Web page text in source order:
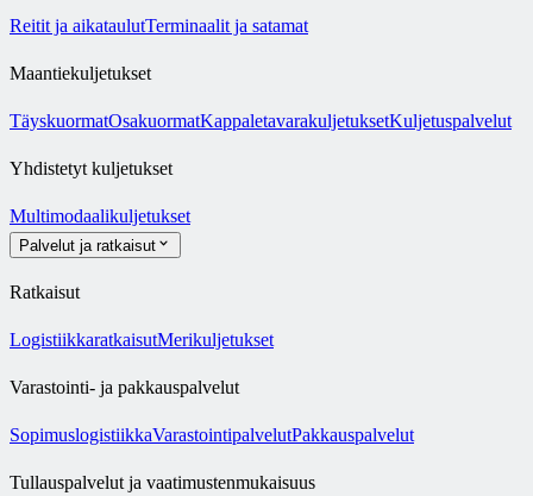
Reitit ja aikataulutTerminaalit ja satamat
Maantiekuljetukset
TäyskuormatOsakuormatKappaletavarakuljetuksetKuljetuspalvelut
Yhdistetyt kuljetukset
Multimodaalikuljetukset
Palvelut ja ratkaisut
Ratkaisut
LogistiikkaratkaisutMerikuljetukset
Varastointi- ja pakkauspalvelut
SopimuslogistiikkaVarastointipalvelutPakkauspalvelut
Tullauspalvelut ja vaatimustenmukaisuus